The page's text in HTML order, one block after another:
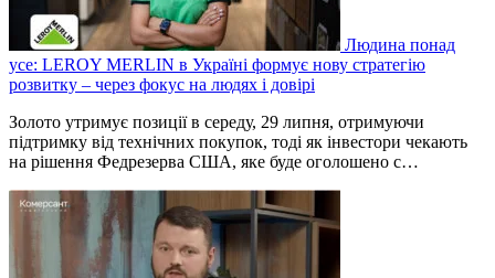
Людина понад
усе: LEROY MERLIN в Україні формує нову стратегію
розвитку – через фокус на людях і довірі
Золото утримує позиції в середу, 29 липня, отримуючи
підтримку від технічних покупок, тоді як інвестори чекають
на рішення Федрезерва США, яке буде оголошено ‌с…